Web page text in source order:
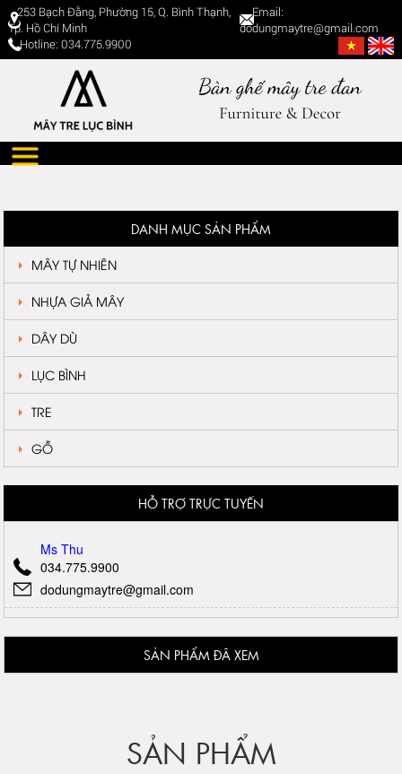
253 Bạch Đằng, Phường 15, Q. Bình Thạnh,
Tp. Hồ Chí Minh
Email:
dodungmaytre@gmail.com
Hotline: 034.775.9900
DANH MỤC SẢN PHẨM
MÂY TỰ NHIÊN
NHỰA GIẢ MÂY
DÂY DÙ
LỤC BÌNH
TRE
GỖ
HỖ TRỢ TRỰC TUYẾN
Ms Thu
034.775.9900
dodungmaytre@gmail.com
SẢN PHẨM ĐÃ XEM
SẢN PHẨM